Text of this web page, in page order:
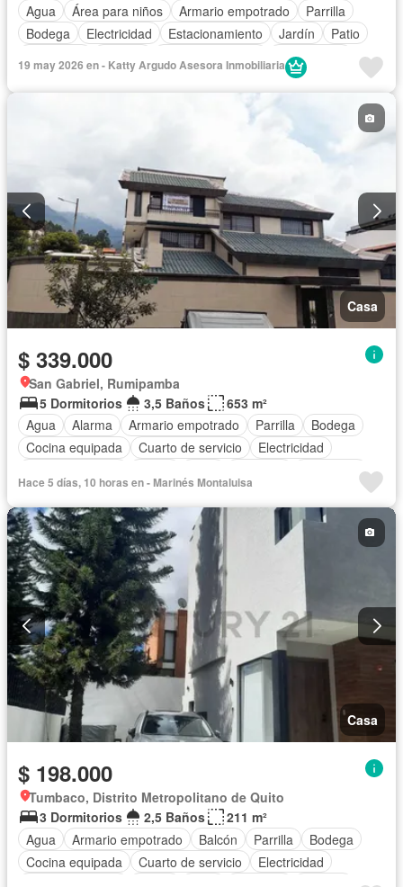
Agua
Área para niños Armario empotrado
Parrilla
Bodega
Electricidad Estacionamiento Jardín
Patio
Sin amoblar
19 may 2026 en - Katty Argudo Asesora Inmobiliaria
Casa
$ 339.000
San Gabriel, Rumipamba
5 Dormitorios
3,5 Baños
653 m²
Agua
Alarma Armario empotrado Parrilla
Bodega
Cocina equipada
Cuarto de servicio
Electricidad
Hace 5 días, 10 horas en - Marinés Montaluisa
Casa
$ 198.000
Tumbaco, Distrito Metropolitano de Quito
3 Dormitorios
2,5 Baños
211 m²
Agua
Armario empotrado Balcón Parrilla
Bodega
Cocina equipada
Cuarto de servicio
Electricidad